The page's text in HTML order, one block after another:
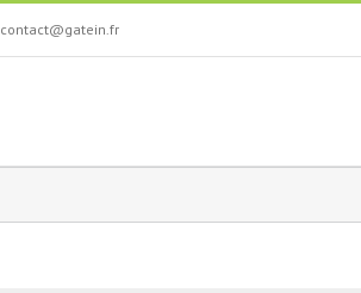
contact@gatein.fr